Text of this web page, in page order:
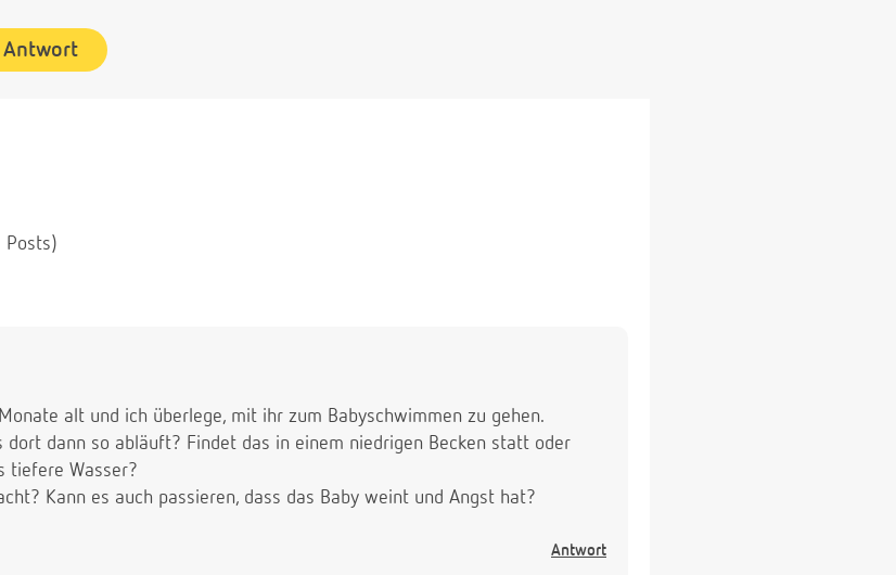
Antwort
Posts)
alt und ich überlege, mit ihr zum Babyschwimmen zu gehen.
dort dann so abläuft? Findet das in einem niedrigen Becken statt oder
tiefere Wasser?
Kann es auch passieren, dass das Baby weint und Angst hat?
Antwort